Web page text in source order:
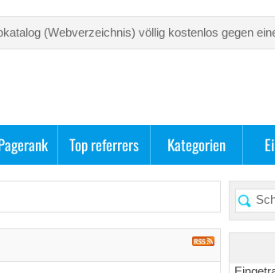
(Webverzeichnis) völlig kostenlos gegen
Top referrers Kategorien